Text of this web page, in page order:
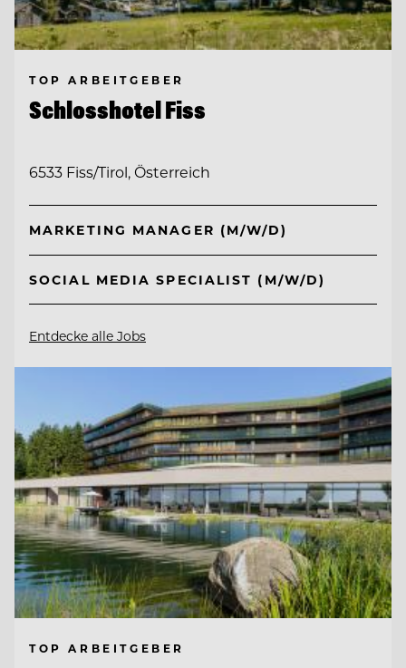
TOP ARBEITGEBER
Schlosshotel Fiss
6533 Fiss/Tirol, Österreich
MARKETING MANAGER (M/W/D)
SOCIAL MEDIA SPECIALIST (M/W/D)
Entdecke alle Jobs
TOP ARBEITGEBER